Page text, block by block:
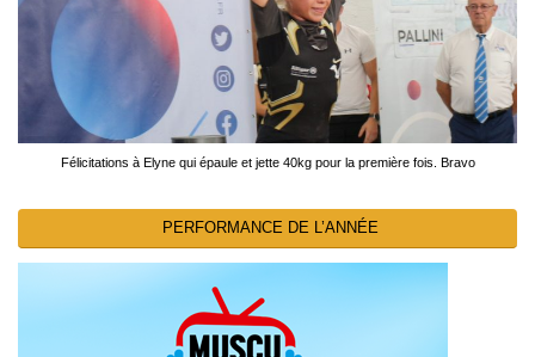
Félicitations à Elyne qui épaule et jette 40kg pour la première fois. Bravo
PERFORMANCE DE L’ANNÉE